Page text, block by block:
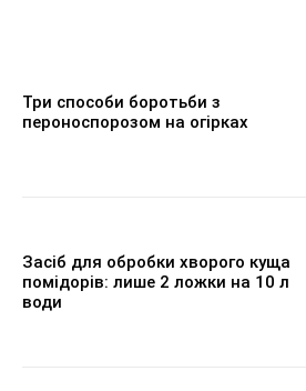
Три способи боротьби з
пероноспорозом на огірках
Засіб для обробки хворого куща
помідорів: лише 2 ложки на 10 л
води